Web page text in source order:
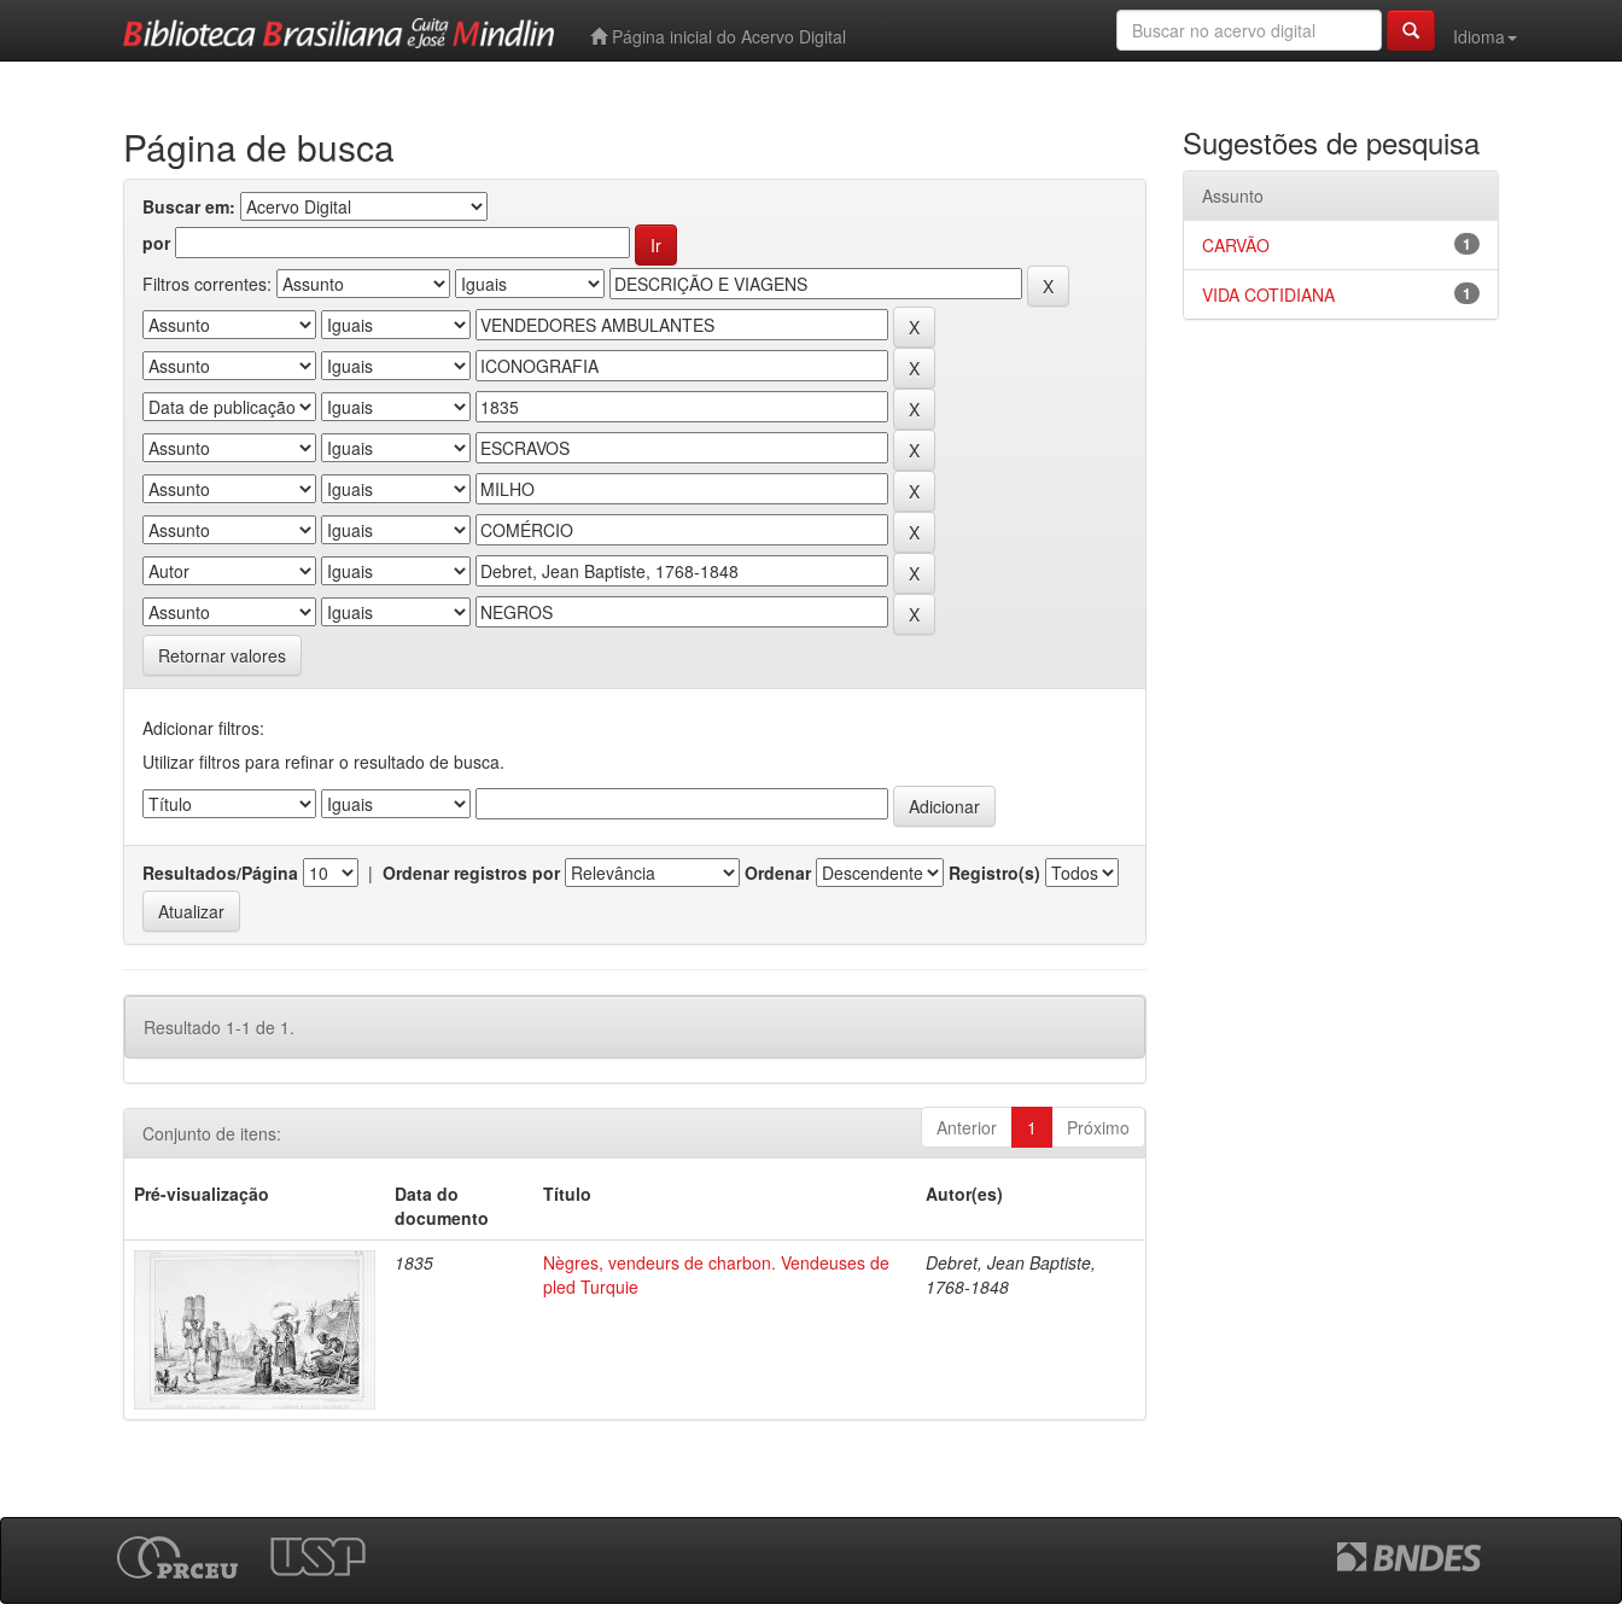
Página inicial do Acervo Digital
Idioma
Página de busca
Buscar em:
por
Filtros correntes:
Retornar valores
Adicionar filtros:
Utilizar filtros para refinar o resultado de busca.
Resultados/Página | Ordenar registros por Ordenar Registro(s)
Resultado 1-1 de 1.
Anterior 1 Próximo
Conjunto de itens:
Pré-visualização
Data do
documento
Título Autor(es)
1835
Nègres, vendeurs de charbon. Vendeuses de
pled Turquie
Debret, Jean Baptiste,
1768-1848
Sugestões de pesquisa
Assunto
1
CARVÃO
1
VIDA COTIDIANA